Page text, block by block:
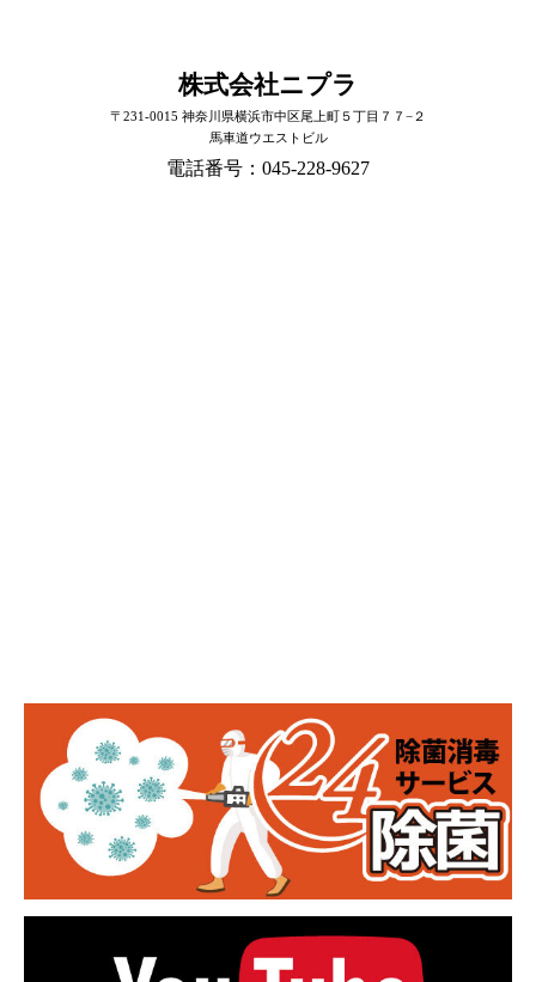
株式会社ニプラ
〒231-0015 神奈川県横浜市中区尾上町５丁目７７−２
馬車道ウエストビル
電話番号：045-228-9627